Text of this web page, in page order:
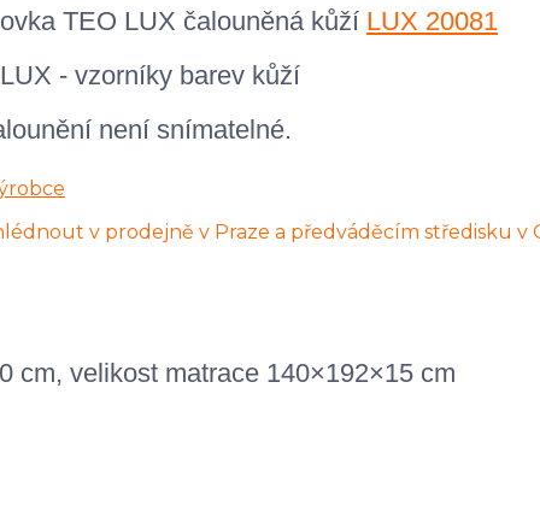
TEO LUX čalouněná kůží LUX 20081
- vzorníky barev kůží
není snímatelné.
cm, velikost matrace 140×192×15 cm